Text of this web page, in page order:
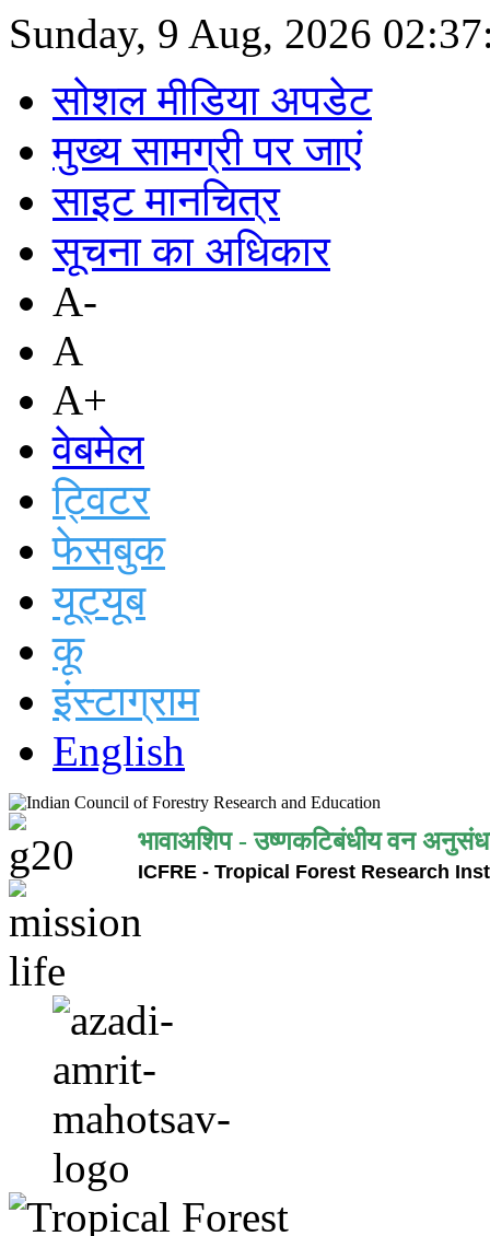
Sunday, 9 Aug, 2026
सोशल मीडिया अपडेट
मुख्य सामग्री पर जाएं
साइट मानचित्र
सूचना का अधिकार
A-
A
A+
वेबमेल
ट्विटर
फेसबुक
यूट्यूब
कू
इंस्टाग्राम
English
भावाअशिप - उष्णकटिबंधीय वन
ICFRE - Tropical Forest Research